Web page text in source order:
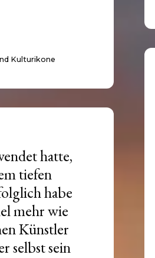
Kulturikone
hatte,
tiefen
habe
mehr wie
Künstler
selbst sein